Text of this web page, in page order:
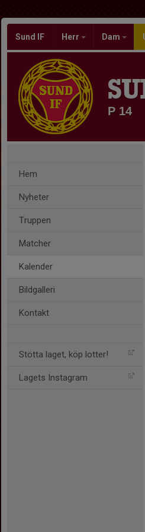
Sund IF Herr Dam
P 14
Hem
Nyheter
Truppen
Matcher
Kalender
Bildgalleri
Kontakt
Stötta laget, köp lotter!
Lagets Instagram